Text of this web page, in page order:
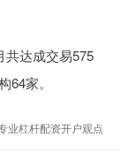
达成交易575
家。
业杠杆配资开户观点